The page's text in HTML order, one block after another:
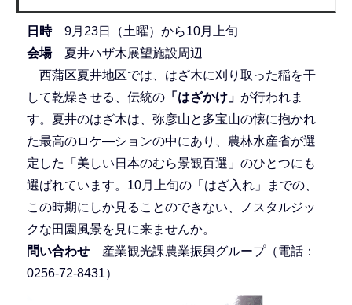
日時9月23日（土曜）から10月上旬
会場夏井ハザ木展望施設周辺
西蒲区夏井地区では、はざ木に刈り取った稲を干
して乾燥させる、伝統の「はざかけ」 が行われま
す。夏井のはざ木は、弥彦山と多宝山の懐に抱かれ
た最高のロケ―ションの中にあり、農林水産省が選
定した「美しい日本のむら景観百選」のひとつにも
選ばれています。10月上旬の「はざ入れ」までの、
この時期にしか見ることのできない、ノスタルジッ
クな田園風景を見に来ませんか。
問い合わせ産業観光課農業振興グループ（電話：
0256-72-8431）